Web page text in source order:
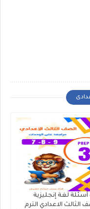
لغة إنجليزية
الثالث الاعدادي الترم